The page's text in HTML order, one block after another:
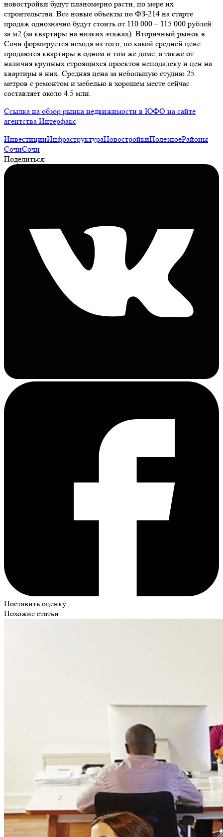
новостройки будут планомерно расти, по мере их
строительства. Все новые объекты по ФЗ-214 на старте
продаж однозначно будут стоить от 110 000 – 115 000 рублей
за м2 (за квартиры на низких этажах). Вторичный рынок в
Сочи формируется исходя из того, по какой средней цене
продаются квартиры в одном и том же доме, а также от
наличия крупных строящихся проектов неподалёку и цен на
квартиры в них. Средняя цена за небольшую студию 25
метров с ремонтом и мебелью в хорошем месте сейчас
составляет около 4.5 млн.
Ссылка на обзор рынка недвижимости в ЮФО на сайте
агентства Интерфакс
ИнвестицииИнфраструктураНовостройкиПолезноеРайоны
СочиСочи
Поделиться:
Поставить оценку:
Похожие статьи